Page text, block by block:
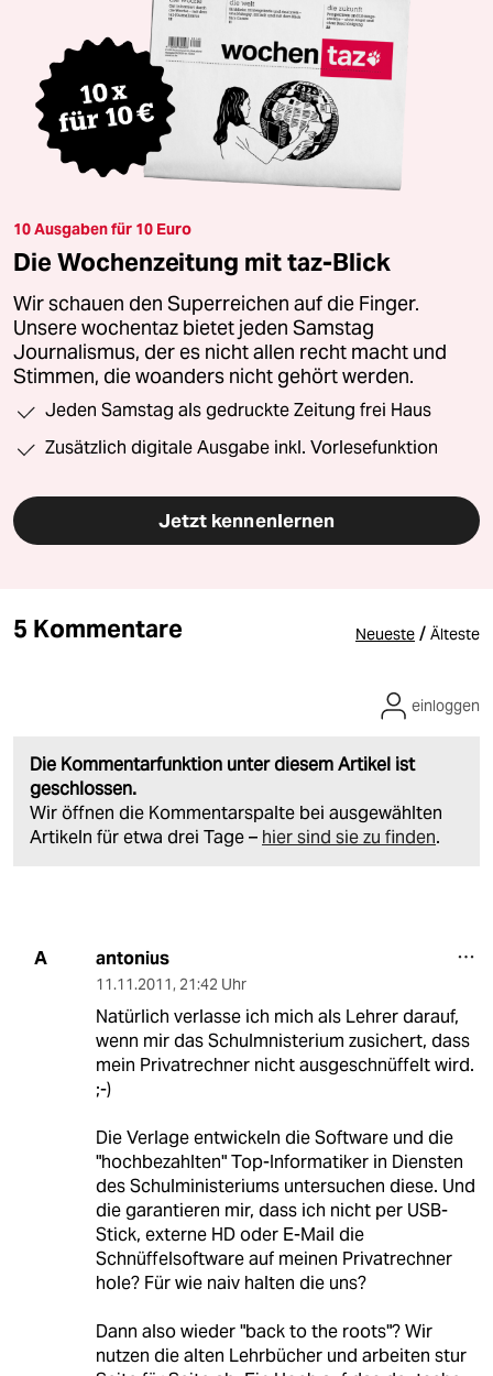
10 Ausgaben für 10 Euro
Die Wochenzeitung mit taz-Blick
Wir schauen den Superreichen auf die Finger.
Unsere wochentaz bietet jeden Samstag
Journalismus, der es nicht allen recht macht und
Stimmen, die woanders nicht gehört werden.
Jeden Samstag als gedruckte Zeitung frei Haus
Zusätzlich digitale Ausgabe inkl. Vorlesefunktion
Jetzt kennenlernen
5 Kommentare Neueste / Älteste
Die Kommentarfunktion unter diesem Artikel ist
geschlossen.
Wir öffnen die Kommentarspalte bei ausgewählten
Artikeln für etwa drei Tage – hier sind sie zu finden.
einloggen
A antonius
11.11.2011, 21:42 Uhr
Natürlich verlasse ich mich als Lehrer darauf,
wenn mir das Schulmnisterium zusichert, dass
mein Privatrechner nicht ausgeschnüffelt wird.
;-)
Die Verlage entwickeln die Software und die
"hochbezahlten" Top-Informatiker in Diensten
des Schulministeriums untersuchen diese. Und
die garantieren mir, dass ich nicht per USB-
Stick, externe HD oder E-Mail die
Schnüffelsoftware auf meinen Privatrechner
hole? Für wie naiv halten die uns?
Dann also wieder "back to the roots"? Wir
nutzen die alten Lehrbücher und arbeiten stur